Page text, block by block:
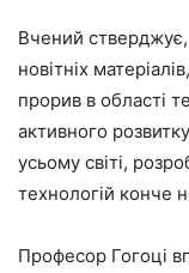
Вчений
новітніх
прорив в області
активного
усьому світі,
технологій конче
Професор Гогоці